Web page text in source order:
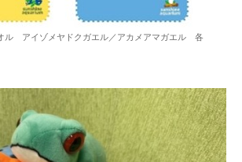
ル アイゾメヤドクガエル／アカメアマガエル 各